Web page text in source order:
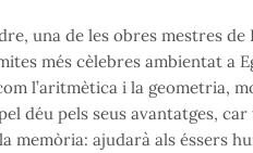
una de les obres mestres
més cèlebres ambientat a
l’aritmètica i la geometria,
déu pels seus avantatges,
memòria: ajudarà als éssers